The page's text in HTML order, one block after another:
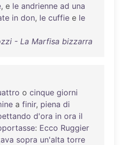
, e le andrienne ad una
in don, le cuffie e le
- La Marfisa bizzarra
o cinque giorni
a finir, piena di
d'ora in ora il
: Ecco Ruggier
sopra un'alta torre